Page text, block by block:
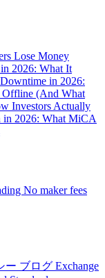
Lose Money
2026: What It
in 2026:
Offline (And What
Investors Actually
in 2026: What MiCA
No maker fees
ー ブログ Exchange